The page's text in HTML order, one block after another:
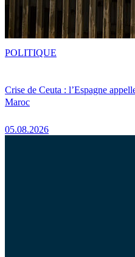
Crise de Ceuta : l’Espagne
Maroc
05.08.2026
POLITIQUE